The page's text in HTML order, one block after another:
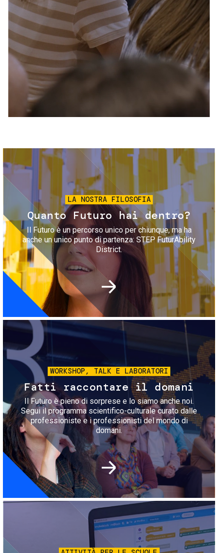
Servizi e accessibilità
Contatti
FAQ
Biglietti
Immagine
LA NOSTRA FILOSOFIA
Quanto Futuro hai dentro?
Il Futuro è un percorso unico per chiunque, ma ha
anche un unico punto di partenza: STEP FuturAbility
District.
Immagine
WORKSHOP, TALK E LABORATORI
Fatti raccontare il domani
Il Futuro è pieno di sorprese e lo siamo anche noi.
Segui il programma scientifico-culturale curato dalle
professioniste e i professionisti del mondo di
domani.
Immagine